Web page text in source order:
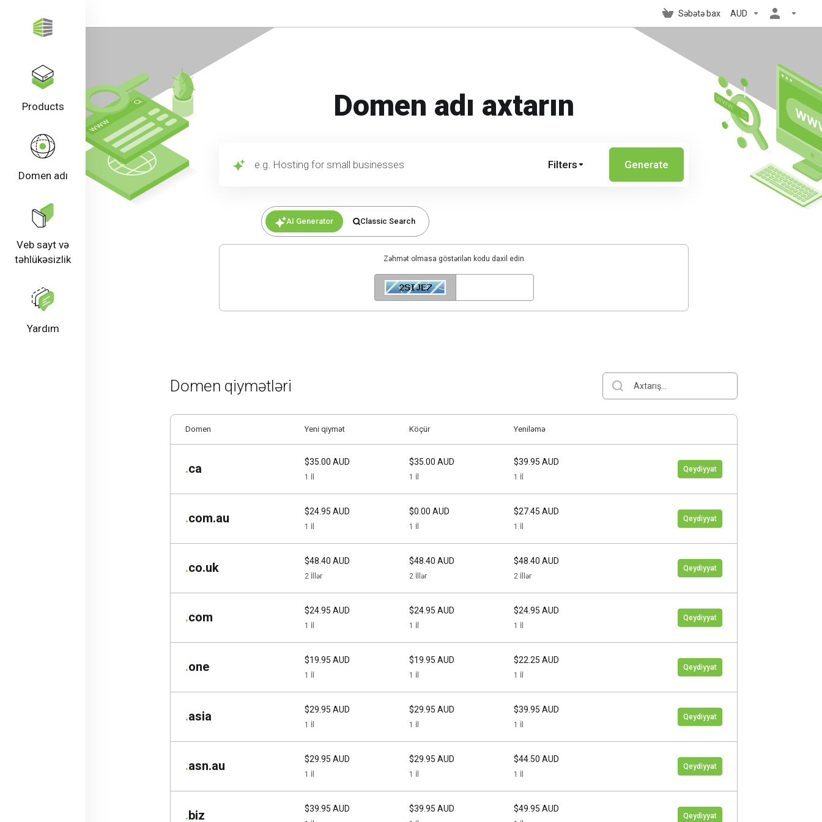
Products
Domen adı
Veb sayt və
təhlükəsizlik
Yardım
Səbətə bax AUD
Domen adı axtarın
Filters Generate
AI Generator Classic Search
Zəhmət olmasa göstərilən kodu daxil edin
Domen qiymətləri
Domen Yeni qiymət Köçür Yeniləmə
.ca $35.00 AUD
1 İl
$35.00 AUD
1 İl
$39.95 AUD
1 İl
Qeydiyyat
.com.au $24.95 AUD
1 İl
$0.00 AUD
1 İl
$27.45 AUD
1 İl
Qeydiyyat
.co.uk $48.40 AUD
2 İllər
$48.40 AUD
2 İllər
$48.40 AUD
2 İllər
Qeydiyyat
.com $24.95 AUD
1 İl
$24.95 AUD
1 İl
$24.95 AUD
1 İl
Qeydiyyat
.one $19.95 AUD
1 İl
$19.95 AUD
1 İl
$22.25 AUD
1 İl
Qeydiyyat
.asia $29.95 AUD
1 İl
$29.95 AUD
1 İl
$39.95 AUD
1 İl
Qeydiyyat
.asn.au $29.95 AUD
1 İl
$29.95 AUD
1 İl
$44.50 AUD
1 İl
Qeydiyyat
.biz $39.95 AUD $39.95 AUD $49.95 AUD
Qeydiyyat